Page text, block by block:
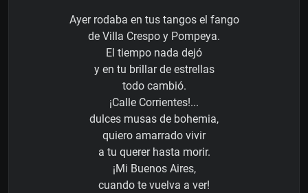
Ayer rodaba en tus tangos el fango
de Villa Crespo y Pompeya.
El tiempo nada dejó
y en tu brillar de estrellas
todo cambió.
¡Calle Corrientes!...
dulces musas de bohemia,
quiero amarrado vivir
a tu querer hasta morir.
¡Mi Buenos Aires,
cuando te vuelva a ver!